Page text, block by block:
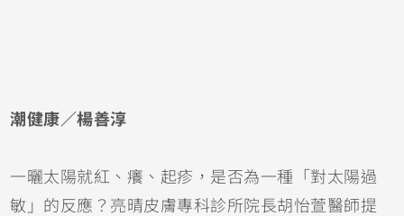
潮健康／楊善淳
一曬太陽就紅、癢、起疹，是否為一種「對太陽過
敏」的反應？亮晴皮膚專科診所院長胡怡萱醫師提